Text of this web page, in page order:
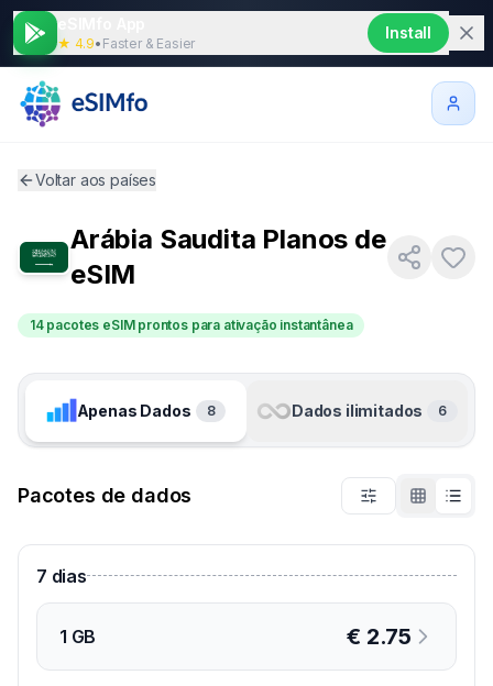
★ 4.9• Faster & Easier
Install
Voltar aos países
Arábia Saudita Planos de
eSIM
14 pacotes eSIM prontos para ativação instantânea
Apenas Dados 8 Dados ilimitados 6
Pacotes de dados
7 dias
1 GB € 2.75